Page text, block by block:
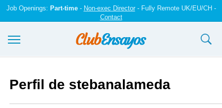
Job Openings: Part-time- Non-exec Director- Fully Remote UK/EU/CH -
Contact
Registrarse
Perfil de stebanalameda